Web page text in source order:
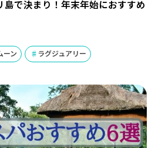
島で決まり！年末年始におすすめ
ーン ラグジュアリー